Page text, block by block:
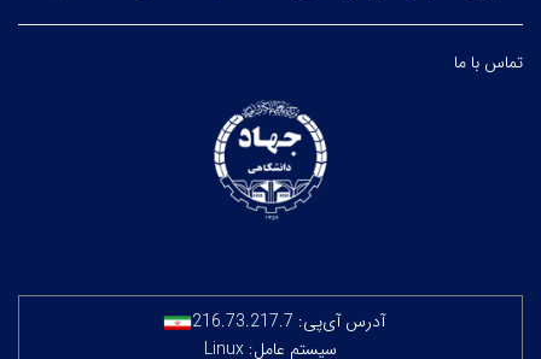
تماس با ما
آدرس آی‌پی: 216.73.217.7
سیستم عامل: Linux